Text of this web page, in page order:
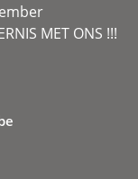
MET ONS !!!